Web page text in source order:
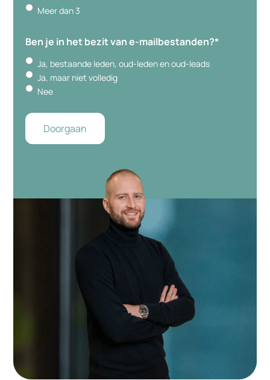
Meer dan 3
Ben je in het bezit van e-mailbestanden?*
Ja, bestaande leden, oud-leden en oud-leads
Ja, maar niet volledig
Nee